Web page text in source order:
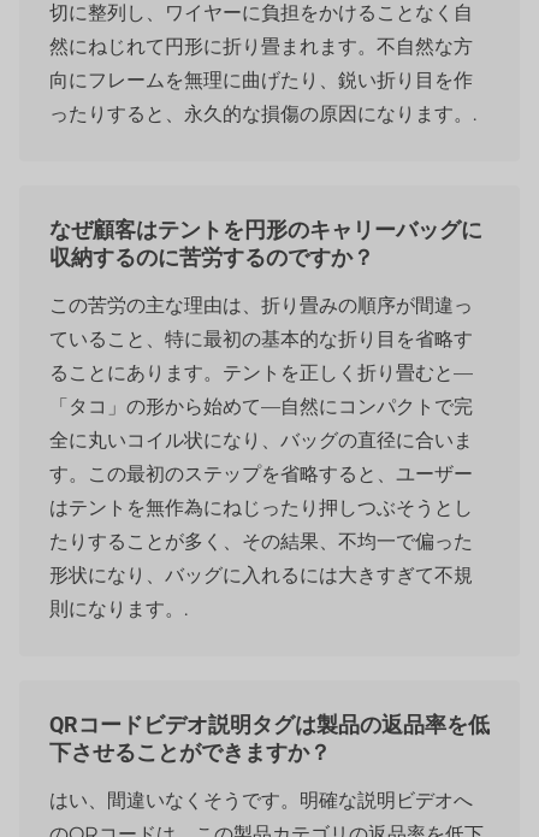
切に整列し、ワイヤーに負担をかけることなく自
然にねじれて円形に折り畳まれます。不自然な方
向にフレームを無理に曲げたり、鋭い折り目を作
ったりすると、永久的な損傷の原因になります。.
なぜ顧客はテントを円形のキャリーバッグに
収納するのに苦労するのですか？
この苦労の主な理由は、折り畳みの順序が間違っ
ていること、特に最初の基本的な折り目を省略す
ることにあります。テントを正しく折り畳むと—
「タコ」の形から始めて—自然にコンパクトで完
全に丸いコイル状になり、バッグの直径に合いま
す。この最初のステップを省略すると、ユーザー
はテントを無作為にねじったり押しつぶそうとし
たりすることが多く、その結果、不均一で偏った
形状になり、バッグに入れるには大きすぎて不規
則になります。.
QRコードビデオ説明タグは製品の返品率を低
下させることができますか？
はい、間違いなくそうです。明確な説明ビデオへ